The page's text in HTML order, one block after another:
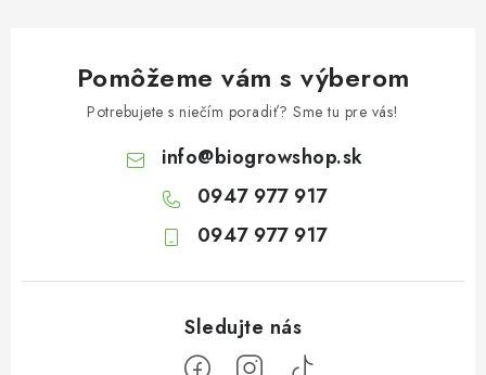
Pomôžeme vám s výberom
Potrebujete s niečím poradiť? Sme tu pre vás!
info@biogrowshop.sk
0947 977 917
0947 977 917